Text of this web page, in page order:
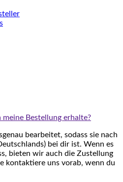
Bestellung erhalte?
bearbeitet, sodass sie nach
bei dir ist. Wenn es
bieten wir auch die Zustellung
kontaktiere uns vorab, wenn du